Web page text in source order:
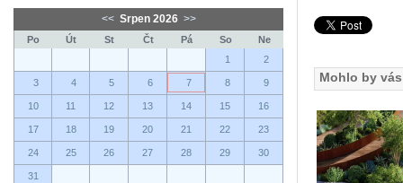
<< Srpen 2026 >>
Po Út St Čt Pá So
Ne
1
2
3 4 5 6 7 8 9
10 11 12 13 14 15 16
17 18 19 20 21 22 23
24 25 26 27 28 29 30
31
Mohlo by